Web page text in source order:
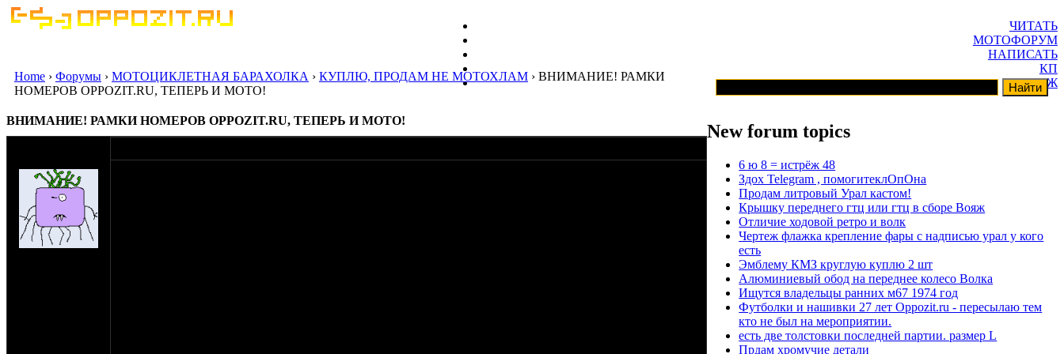
ЧИТАТЬ
МОТОФОРУМ
НАПИСАТЬ
КП
ГАРАЖ
Home › Форумы › МОТОЦИКЛЕТНАЯ БАРАХОЛКА › КУПЛЮ, ПРОДАМ НЕ МОТОХЛАМ › ВНИМАНИЕ! РАМКИ
НОМЕРОВ OPPOZIT.RU, ТЕПЕРЬ И МОТО!
ВНИМАНИЕ! РАМКИ НОМЕРОВ OPPOZIT.RU, ТЕПЕРЬ И МОТО!
New forum topics
6 ю 8 = истрёж 48
Здох Telegram , помогитеклОпОна
Продам литровый Урал кастом!
Крышку переднего гтц или гтц в сборе Вояж
Отличие ходовой ретро и волк
Чертеж флажка крепление фары с надписью урал у кого
есть
Эмблему КМЗ круглую куплю 2 шт
Алюминиевый обод на переднее колесо Волка
Ищутся владельцы ранних м67 1974 год
Футболки и нашивки 27 лет Oppozit.ru - пересылаю тем
кто не был на мероприятии.
есть две толстовки последней партии. размер L
Прдам хромучие детали